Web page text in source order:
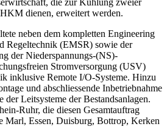
die zur Kühlung zweier
dienen, erweitert werden.
neben dem kompletten Engineering
Regeltechnik (EMSR) sowie der
der Niederspannungs-(NS)-
Stromversorgung (USV)
inklusive Remote I/O-Systeme. Hinzu
und abschliessende Inbetriebnahme
der Leitsysteme der Bestandsanlagen.
Ruhr, die diesen Gesamtauftrag
Marl, Essen, Duisburg, Bottrop, Kerken